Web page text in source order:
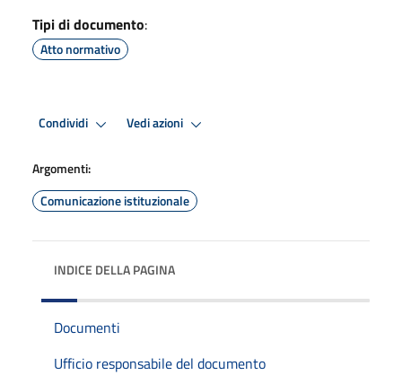
Tipi di documento:
Atto normativo
Condividi Vedi azioni
Argomenti:
Comunicazione istituzionale
INDICE DELLA PAGINA
Documenti
Ufficio responsabile del documento